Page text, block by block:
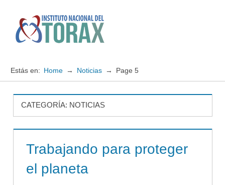
contenido
Instituto
del
TORAX
Estás en: Home Noticias Page 5
CATEGORÍA: NOTICIAS
Trabajando para proteger
el planeta